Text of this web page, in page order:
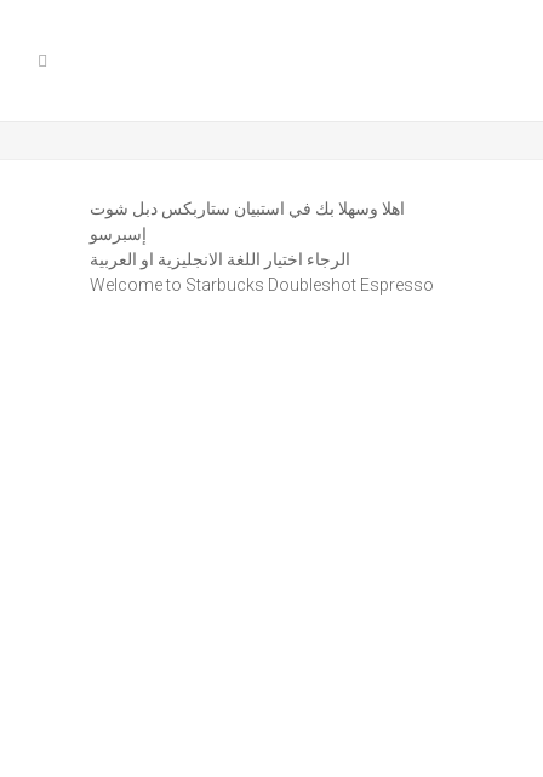
اهلا وسهلا بك في استبيان ستاربكس دبل شوت
إسبرسو
الرجاء اختيار اللغة الانجليزية او العربية
Welcome to Starbucks Doubleshot Espresso